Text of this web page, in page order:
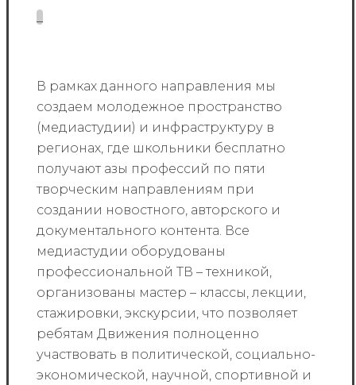
В рамках данного направления мы
создаем молодежное пространство
(медиастудии) и инфраструктуру в
регионах, где школьники бесплатно
получают азы профессий по пяти
творческим направлениям при
создании новостного, авторского и
документального контента. Все
медиастудии оборудованы
профессиональной ТВ – техникой,
организованы мастер – классы, лекции,
стажировки, экскурсии, что позволяет
ребятам Движения полноценно
участвовать в политической, социально-
экономической, научной, спортивной и